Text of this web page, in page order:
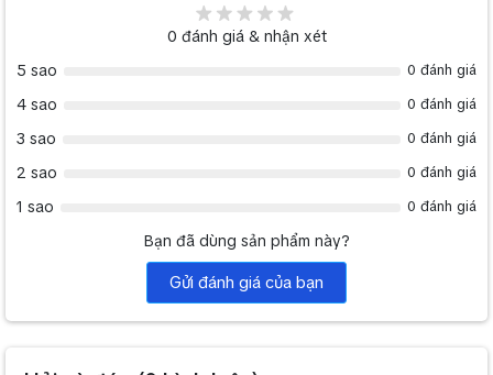
0 đánh giá & nhận xét
5 sao
0 đánh giá
4 sao 0 đánh giá
3 sao 0 đánh giá
2 sao 0 đánh giá
1 sao 0 đánh giá
Bạn đã dùng sản phẩm này?
Gửi đánh giá của bạn